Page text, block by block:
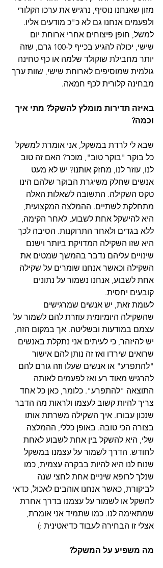
מזון שאנחנו נוסיף, נרגיש את ערכו הקלורי
ולפעמים אנחנו גם לא כ"כ מודעים אליו.
למשל, חופן פיצוחים אחרי ארוחת יום
שישי, יכולה להגיע בכייף ל-100 גרם, שזה
יותר מחבילת שוקולד שלמה או כף טחינה
גולמית שמוסיפים לארוחת שישי, שוות ערך
מבחינה קלורית לכף חמאה.
באיזה תדירות מומלץ להשקל? מתי איך
וכמה?
שבא לי לרדת במשקל, אני אומרת למשקל
כל בוקר "בוקר טוב", מוכר? האם זה טוב
לנו, עוזר לנו, מחזק אותנו? יש לא מעט
אנשים שחלק משיגרת הבוקר שלהם הינו
טקס השקילה. התשובה לשאלות האלה
מתחלקת לשתיים. ההמלצה המקצועית,
היא להישקל אחת לשבוע, לאחר הקימה,
ללא בגדים ולאחר התרוקנות. הסיבה לכך
היא שזו השקילה המדויקת ביותר וישנם
שינויים עליהם נדבר בהמשך שמטים את
השקילה וכאשר אנחנו שומרים על שקילה
אחת לשבוע, אנחנו נשמור על נתונים
קובעים יחסית.
לעומת זאת, יש אנשים שמרגישים
שהשקילה היומיומית עוזרת להם לשמור על
עצמם במודעות ובשליטה. אך במקום הזה,
יש להיזהר, כי לעיתים אני נתקלת באנשים
שרואים שירדו ואז זה נותן להם אישור
"להתפרע" או אנשים שעלו וזה גורם להם
להרגיש מאוד רע ואז לפעמים לאותה
התוצאה "להתפרע". כלומר, כאן כל אחד
צריך להיות קשוב לעצמו ולראות מה הדבר
שנכון עבורו. איך השקילה משרתת אותו
בצורה הכי טובה. באופן כללי, ההמלצה
שלי, היא להשקל בין אחת לשבוע לאחת
לחודש. הדרך לשמור על עצמנו במשקל
שנוח לנו היא להיות בבקרה עצמית, כמו
שנלך לרופא שיניים אחת לחצי שנה
לביקורת, כאשר אנחנו אוהבים לאכול, כדאי
להשקל או לשמור על עצמנו בדרך אחרת
שמתאימה לנו. כמו שתמיד אני אומרת,
אצלי זו הבחירה לעבוד כדיאטינית :)
מה משפיע על המשקל?